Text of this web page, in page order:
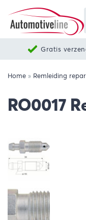
Gratis
Home » Remleiding
RO0017